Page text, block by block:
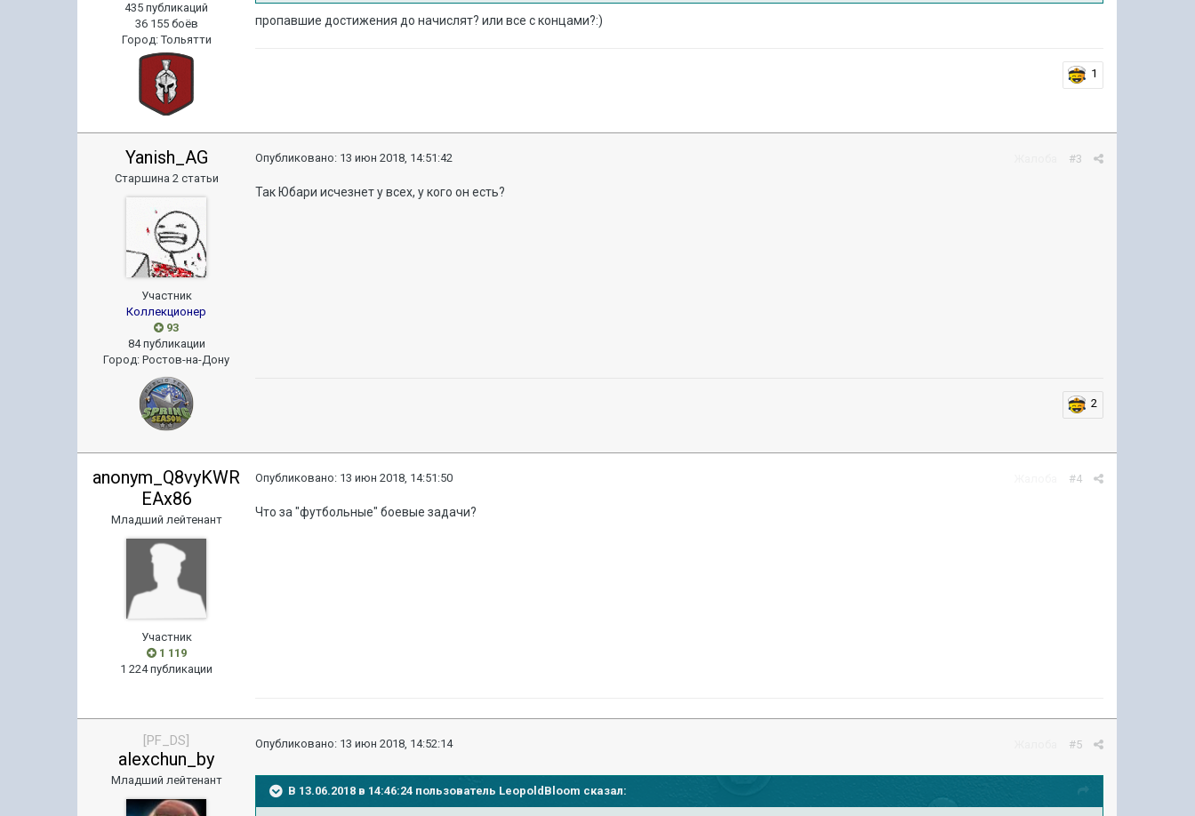
435 публикаций
36 155 боёв
Город:Тольятти
пропавшие достижения до начислят? или все с концами?:)
1
Yanish_AG
Старшина 2 статьи
Участник
Коллекционер
93
84 публикации
Город:Ростов-на-Дону
#3
Опубликовано: 13 июн 2018, 14:51:42
Так Юбари исчезнет у всех, у кого он есть?
2
anonym_Q8vyKWR
EAx86
Младший лейтенант
Участник
1 119
1 224 публикации
#4
Опубликовано: 13 июн 2018, 14:51:50
Что за "футбольные" боевые задачи?
[PF_DS]
alexchun_by
Младший лейтенант
#5
Опубликовано: 13 июн 2018, 14:52:14
В 13.06.2018 в 14:46:24 пользователь LeopoldBloom сказал: